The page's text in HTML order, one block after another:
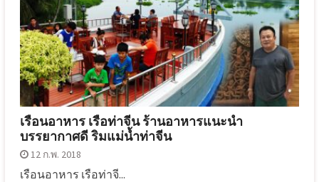
เรือนอาหาร เรือท่าจีน ร้านอาหารแนะนำ
บรรยากาศดี ริมแม่น้ำท่าจีน
12 ก.พ. 2018
เรือนอาหาร เรือท่าจี...